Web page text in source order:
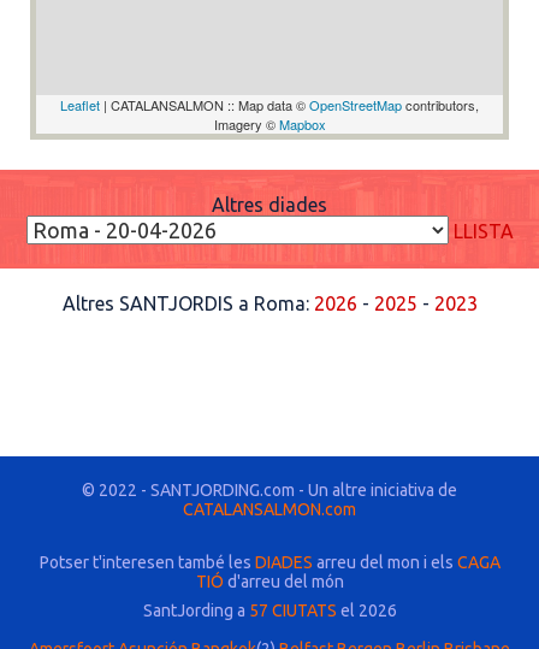
Leaflet | CATALANSALMON :: Map data ©OpenStreetMapcontributors,
Imagery ©Mapbox
Altres diades
LLISTA
Altres SANTJORDIS a Roma: 2026 - 2025 - 2023
© 2022 - SANTJORDING.com - Un altre iniciativa de
CATALANSALMON.com
Potser t'interesen també les DIADES arreu del mon i els CAGA
TIÓ d'arreu del món
SantJording a 57 CIUTATS el 2026